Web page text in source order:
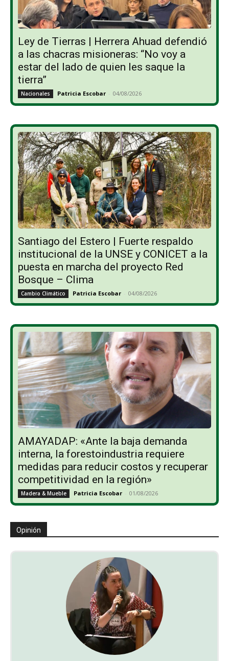
Ley de Tierras | Herrera Ahuad defendió
a las chacras misioneras: “No voy a
estar del lado de quien les saque la
tierra”
Nacionales Patricia Escobar - 04/08/2026
Santiago del Estero | Fuerte respaldo
institucional de la UNSE y CONICET a la
puesta en marcha del proyecto Red
Bosque – Clima
Cambio Climático Patricia Escobar - 04/08/2026
AMAYADAP: «Ante la baja demanda
interna, la forestoindustria requiere
medidas para reducir costos y recuperar
competitividad en la región»
Madera & Mueble Patricia Escobar - 01/08/2026
Opinión